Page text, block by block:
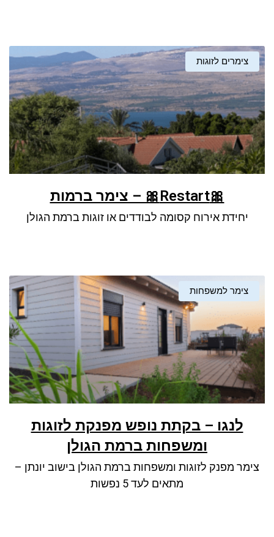
צימרים לזוגות
🎀Restart🎀 – צימר ברמות
יחידת אירוח קסומה לבודדים או זוגות ברמת הגולן
צימר למשפחות
לנגו – בקתת נופש מפנקת לזוגות
ומשפחות ברמת הגולן
צימר מפנק לזוגות ומשפחות ברמת הגולן בישוב יונתן –
מתאים לעד 5 נפשות